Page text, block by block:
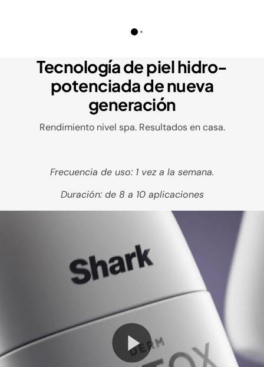
Tecnología de piel hidro-
potenciada de nueva
generación
Rendimiento nivel spa. Resultados en casa.
Frecuencia de uso: 1 vez a la semana.
Duración: de 8 a 10 aplicaciones